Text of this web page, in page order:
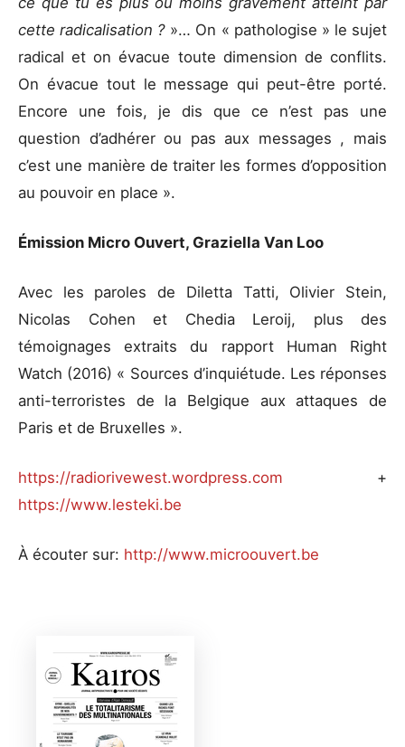
cette radicalisation ? »… On « pathologise » le sujet
radical et on évacue toute dimension de conflits.
On évacue tout le message qui peut-être porté.
Encore une fois, je dis que ce n’est pas une
question d’adhérer ou pas aux messages , mais
c’est une manière de traiter les formes d’opposition
au pouvoir en place ».
Émission Micro Ouvert, Graziella Van Loo
Avec les paroles de Diletta Tatti, Olivier Stein,
Nicolas Cohen et Chedia Leroij, plus des
témoignages extraits du rapport Human Right
Watch (2016) « Sources d’inquiétude. Les réponses
anti-terroristes de la Belgique aux attaques de
Paris et de Bruxelles ».
https://radiorivewest.wordpress.com +
https://www.lesteki.be
À écouter sur: http://www.microouvert.be